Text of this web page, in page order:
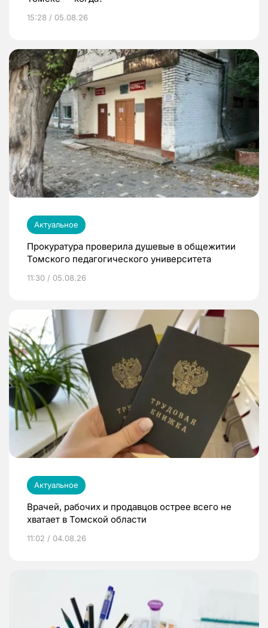
15:28 / 05.08.26
Актуальное
Прокуратура проверила душевые в общежитии
Томского педагогического университета
11:30 / 05.08.26
Актуальное
Врачей, рабочих и продавцов острее всего не
хватает в Томской области
11:02 / 04.08.26